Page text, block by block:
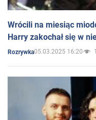
Wrócili na miesiąc
Harry zakochał się w
Rozrywka05.03.2025 16:20 1